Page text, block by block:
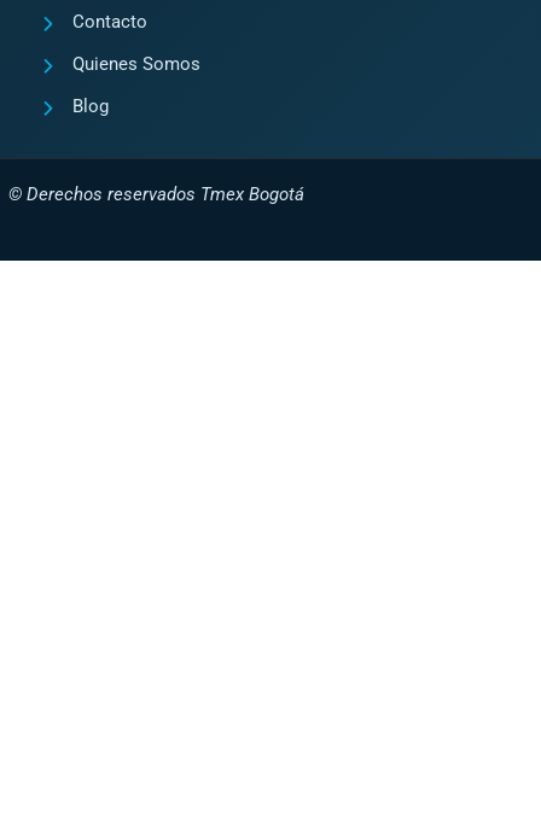
Contacto
Quienes Somos
Blog
© Derechos reservados Tmex Bogotá